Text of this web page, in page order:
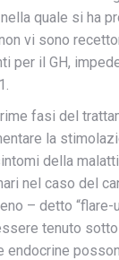
quale si ha
vi sono
per il GH,
fasi del
la
della
nel caso del
– detto “flare-
tenuto
endocrine